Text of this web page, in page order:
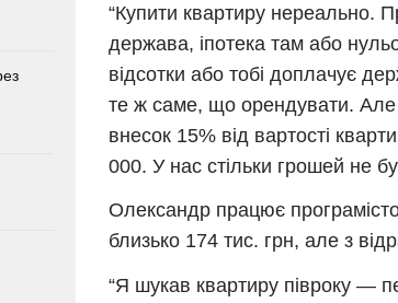
“Купити квартиру нереально.
держава, іпотека там або
відсотки або тобі доплачує
те ж саме, що орендувати. Але
внесок 15% від вартості
000. У нас стільки грошей не
Олександр працює
близько 174 тис. грн, але з
“Я шукав квартиру півроку —